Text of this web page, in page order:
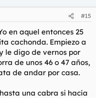
#15
en aquel entonces 25
cachonda. Empiezo a
le digo de vernos por
de unos 46 o 47 años,
de andar por casa.
una cabra si hacía